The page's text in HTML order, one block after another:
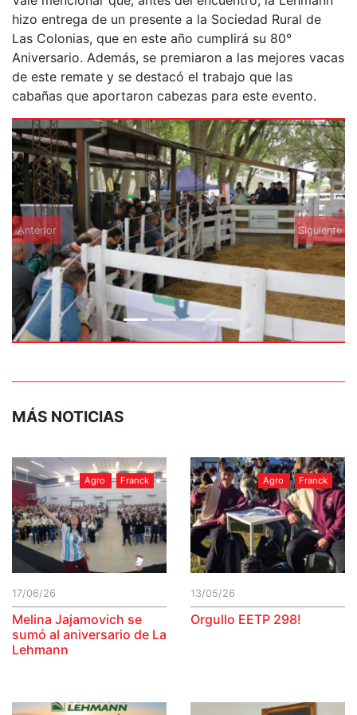
hizo entrega de un presente a la Sociedad Rural de
Las Colonias, que en este año cumplirá su 80°
Aniversario. Además, se premiaron a las mejores vacas
de este remate y se destacó el trabajo que las
cabañas que aportaron cabezas para este evento.
Anterior Siguiente
MÁS NOTICIAS
Agro Franck
17/06/26
Melina Jajamovich se
sumó al aniversario de La
Lehmann
Agro Franck
13/05/26
Orgullo EETP 298!